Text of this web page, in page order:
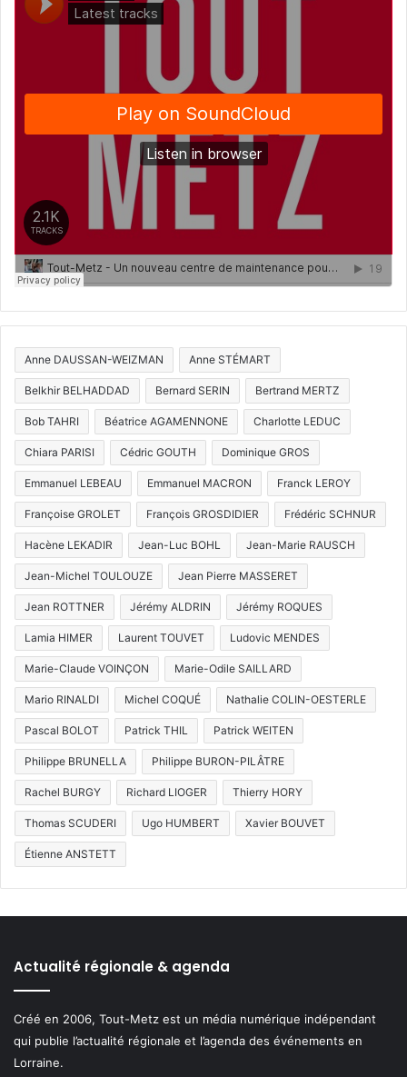
Anne DAUSSAN-WEIZMAN Anne STÉMART
Belkhir BELHADDAD Bernard SERIN Bertrand MERTZ
Bob TAHRI Béatrice AGAMENNONE Charlotte LEDUC
Chiara PARISI Cédric GOUTH Dominique GROS
Emmanuel LEBEAU Emmanuel MACRON Franck LEROY
Françoise GROLET François GROSDIDIER Frédéric SCHNUR
Hacène LEKADIR Jean-Luc BOHL Jean-Marie RAUSCH
Jean-Michel TOULOUZE Jean Pierre MASSERET
Jean ROTTNER Jérémy ALDRIN Jérémy ROQUES
Lamia HIMER Laurent TOUVET Ludovic MENDES
Marie-Claude VOINÇON Marie-Odile SAILLARD
Mario RINALDI Michel COQUÉ Nathalie COLIN-OESTERLE
Pascal BOLOT Patrick THIL Patrick WEITEN
Philippe BRUNELLA Philippe BURON-PILÂTRE
Rachel BURGY Richard LIOGER Thierry HORY
Thomas SCUDERI Ugo HUMBERT Xavier BOUVET
Étienne ANSTETT
Actualité régionale & agenda
Créé en 2006, Tout-Metz est un média numérique indépendant
qui publie l’actualité régionale et l’agenda des événements en
Lorraine.